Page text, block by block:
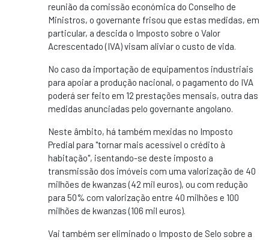
reunião da comissão económica do Conselho de
Ministros, o governante frisou que estas medidas, em
particular, a descida o Imposto sobre o Valor
Acrescentado (IVA) visam aliviar o custo de vida.
No caso da importação de equipamentos industriais
para apoiar a produção nacional, o pagamento do IVA
poderá ser feito em 12 prestações mensais, outra das
medidas anunciadas pelo governante angolano.
Neste âmbito, há também mexidas no Imposto
Predial para "tornar mais acessível o crédito à
habitação", isentando-se deste imposto a
transmissão dos imóveis com uma valorização de 40
milhões de kwanzas (42 mil euros), ou com redução
para 50% com valorização entre 40 milhões e 100
milhões de kwanzas (106 mil euros).
Vai também ser eliminado o Imposto de Selo sobre a